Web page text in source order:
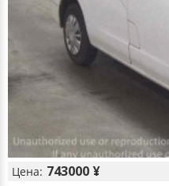
Цена: 743000 ¥